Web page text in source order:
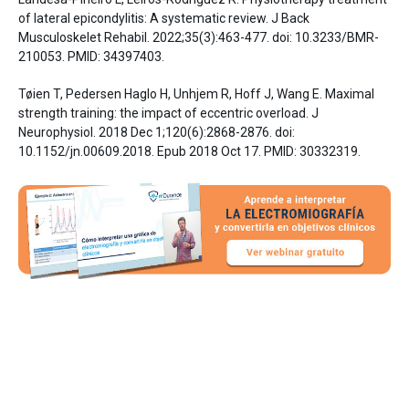
of lateral epicondylitis: A systematic review. J Back
Musculoskelet Rehabil. 2022;35(3):463-477. doi: 10.3233/BMR-
210053. PMID: 34397403.
Tøien T, Pedersen Haglo H, Unhjem R, Hoff J, Wang E. Maximal
strength training: the impact of eccentric overload. J
Neurophysiol. 2018 Dec 1;120(6):2868-2876. doi:
10.1152/jn.00609.2018. Epub 2018 Oct 17. PMID: 30332319.